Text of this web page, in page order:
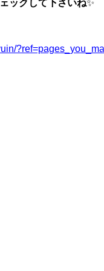
ックして下さいね✨